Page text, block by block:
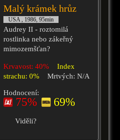
Malý krámek hrůz
USA , 1986, 95min
Audrey II - roztomilá
rostlinka nebo zákeřný
mimozemšťan?
Krvavost: 40%
Index
strachu: 0%
Mrtvých: N/A
Hodnocení:
75% 69%
Viděli?